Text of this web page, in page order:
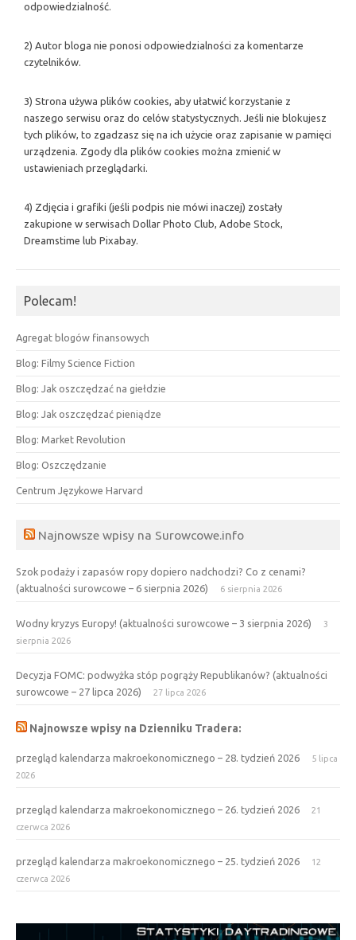
odpowiedzialność.
2) Autor bloga nie ponosi odpowiedzialności za komentarze
czytelników.
3) Strona używa plików cookies, aby ułatwić korzystanie z
naszego serwisu oraz do celów statystycznych. Jeśli nie blokujesz
tych plików, to zgadzasz się na ich użycie oraz zapisanie w pamięci
urządzenia. Zgody dla plików cookies można zmienić w
ustawieniach przeglądarki.
4) Zdjęcia i grafiki (jeśli podpis nie mówi inaczej) zostały
zakupione w serwisach Dollar Photo Club, Adobe Stock,
Dreamstime lub Pixabay.
Polecam!
Agregat blogów finansowych
Blog: Filmy Science Fiction
Blog: Jak oszczędzać na giełdzie
Blog: Jak oszczędzać pieniądze
Blog: Market Revolution
Blog: Oszczędzanie
Centrum Językowe Harvard
Najnowsze wpisy na Surowcowe.info
Szok podaży i zapasów ropy dopiero nadchodzi? Co z cenami?
(aktualności surowcowe – 6 sierpnia 2026)
6 sierpnia 2026
Wodny kryzys Europy! (aktualności surowcowe – 3 sierpnia 2026)
3
sierpnia 2026
Decyzja FOMC: podwyżka stóp pogrąży Republikanów? (aktualności
surowcowe – 27 lipca 2026)
27 lipca 2026
Najnowsze wpisy na Dzienniku Tradera:
przegląd kalendarza makroekonomicznego – 28. tydzień 2026
5 lipca
2026
przegląd kalendarza makroekonomicznego – 26. tydzień 2026
21
czerwca 2026
przegląd kalendarza makroekonomicznego – 25. tydzień 2026
12
czerwca 2026